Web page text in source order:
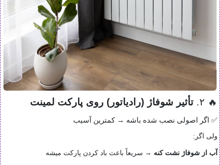
🔥 ۲. تأثیر شوفاژ (رادیاتور) روی پارکت لمینت
✅ اگر اصولی نصب شده باشه → کمترین آسیب
ولی اگر:
آب از شوفاژ نشت کنه → سریعاً باعث باد کردن پارکت میشه